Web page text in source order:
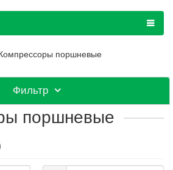
поршневые
Фильтр
поршневые